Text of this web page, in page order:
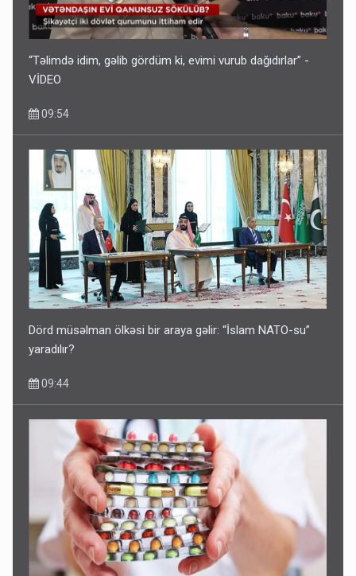
“Təlimdə idim, gəlib gördüm ki, evimi vurub dağıdırlar” -
VİDEO
09:54
Dörd müsəlman ölkəsi bir araya gəlir: “İslam NATO-su”
yaradılır?
09:44